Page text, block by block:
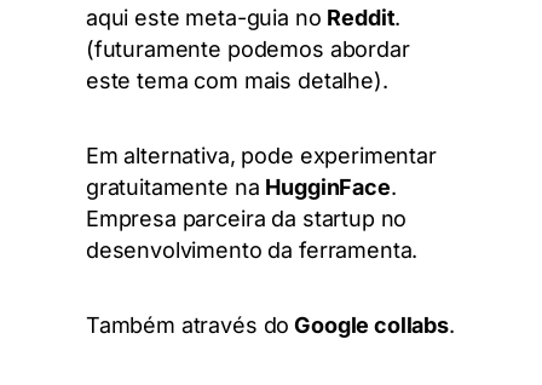
aqui este meta-guia no Reddit.
(futuramente podemos abordar
este tema com mais detalhe).
Em alternativa, pode experimentar
gratuitamente na HugginFace.
Empresa parceira da startup no
desenvolvimento da ferramenta.
Também através do Google collabs.